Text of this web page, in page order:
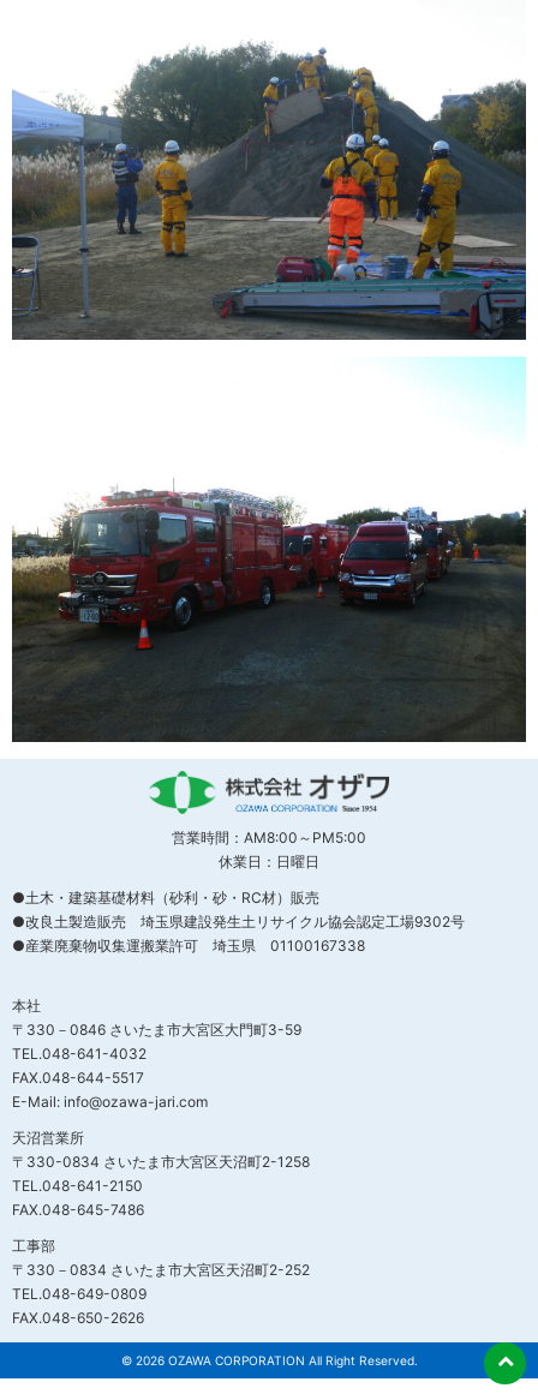
営業時間：AM8:00～PM5:00
休業日：日曜日
●土木・建築基礎材料（砂利・砂・RC材）販売
●改良土製造販売 埼玉県建設発生土リサイクル協会認定工場9302号
●産業廃棄物収集運搬業許可 埼玉県 01100167338
本社
〒330－0846 さいたま市大宮区大門町3-59
TEL.048-641-4032
FAX.048-644-5517
E-Mail: info@ozawa-jari.com
天沼営業所
〒330-0834 さいたま市大宮区天沼町2-1258
TEL.048-641-2150
FAX.048-645-7486
工事部
〒330－0834 さいたま市大宮区天沼町2-252
TEL.048-649-0809
FAX.048-650-2626
© 2026 OZAWA CORPORATION All Right Reserved.